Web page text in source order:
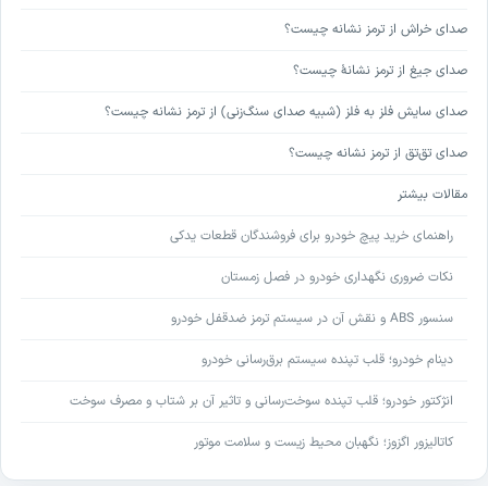
صدای خراش از ترمز نشانه چیست؟
صدای جیغ از ترمز نشانۀ چیست؟
صدای سایش فلز به فلز (شبیه صدای سنگ‌زنی) از ترمز نشانه چیست؟
صدای تق‌تق از ترمز نشانه چیست؟
مقالات بیشتر
راهنمای خرید پیچ خودرو برای فروشندگان قطعات یدکی
نکات ضروری نگهداری خودرو در فصل زمستان
سنسور ABS و نقش آن در سیستم ترمز ضدقفل خودرو
دینام خودرو؛ قلب تپنده سیستم برق‌رسانی خودرو
انژکتور خودرو؛ قلب تپنده سوخت‌رسانی و تاثیر آن بر شتاب و مصرف سوخت
کاتالیزور اگزوز؛ نگهبان محیط زیست و سلامت موتور